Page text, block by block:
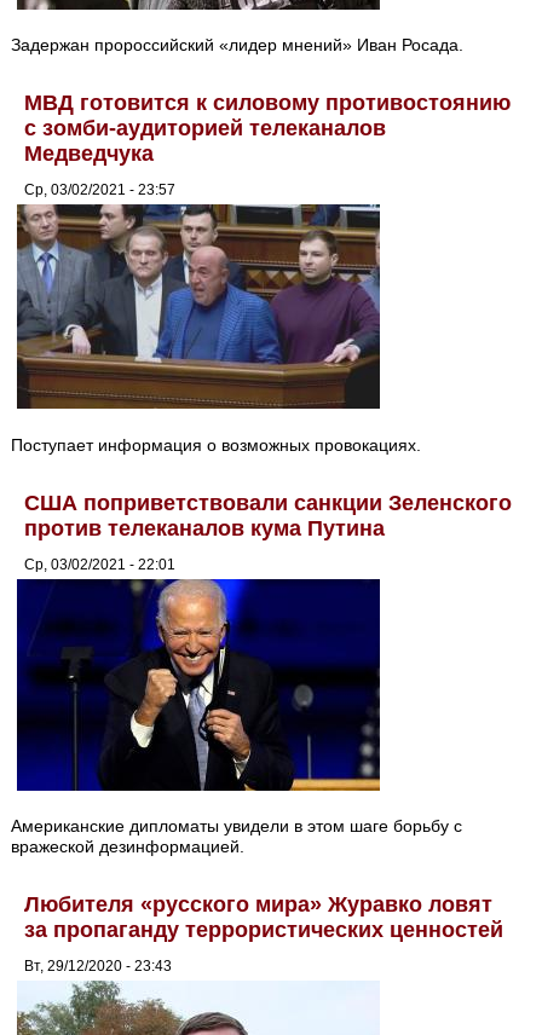
Задержан пророссийский «лидер мнений» Иван Росада.
МВД готовится к силовому противостоянию
с зомби-аудиторией телеканалов
Медведчука
Ср, 03/02/2021 - 23:57
Поступает информация о возможных провокациях.
США поприветствовали санкции Зеленского
против телеканалов кума Путина
Ср, 03/02/2021 - 22:01
Американские дипломаты увидели в этом шаге борьбу с
вражеской дезинформацией.
Любителя «русского мира» Журавко ловят
за пропаганду террористических ценностей
Вт, 29/12/2020 - 23:43